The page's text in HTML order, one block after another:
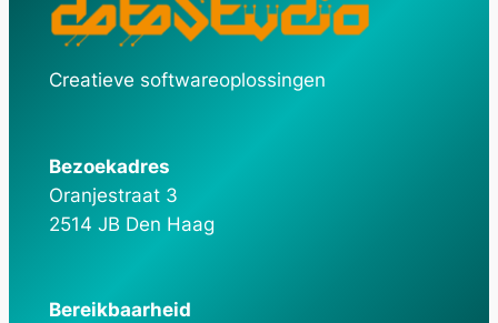
Creatieve softwareoplossingen
Bezoekadres
Oranjestraat 3
2514 JB Den Haag
Bereikbaarheid